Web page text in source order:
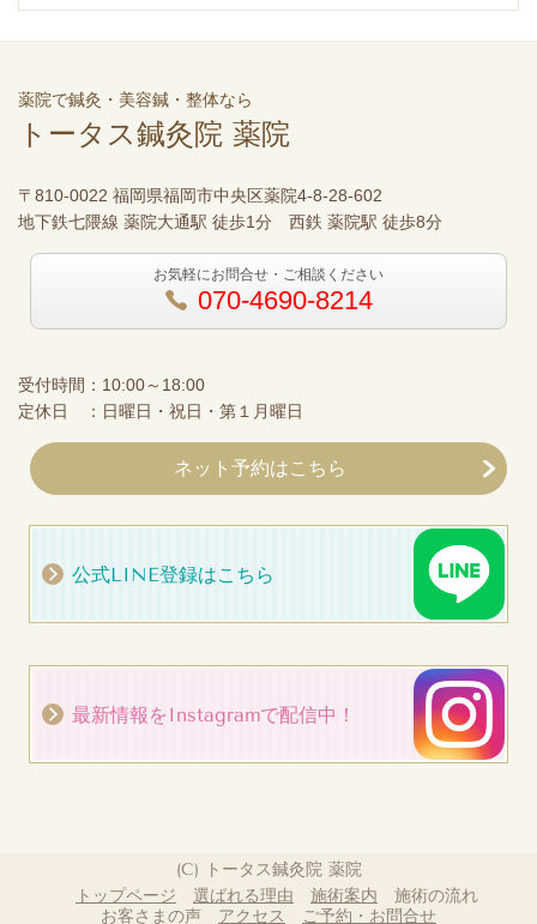
薬院で鍼灸・美容鍼・整体なら
トータス鍼灸院 薬院
〒810-0022 福岡県福岡市中央区薬院4-8-28-602
地下鉄七隈線 薬院大通駅 徒歩1分 西鉄 薬院駅 徒歩8分
お気軽にお問合せ・ご相談ください
070-4690-8214
受付時間：10:00～18:00
定休日 ：日曜日・祝日・第１月曜日
ネット予約はこちら
公式LINE登録はこちら
最新情報をInstagramで配信中！
(C) トータス鍼灸院 薬院
トップページ
選ばれる理由 施術案内
施術の流れ
お客さまの声
アクセス ご予約・お問合せ